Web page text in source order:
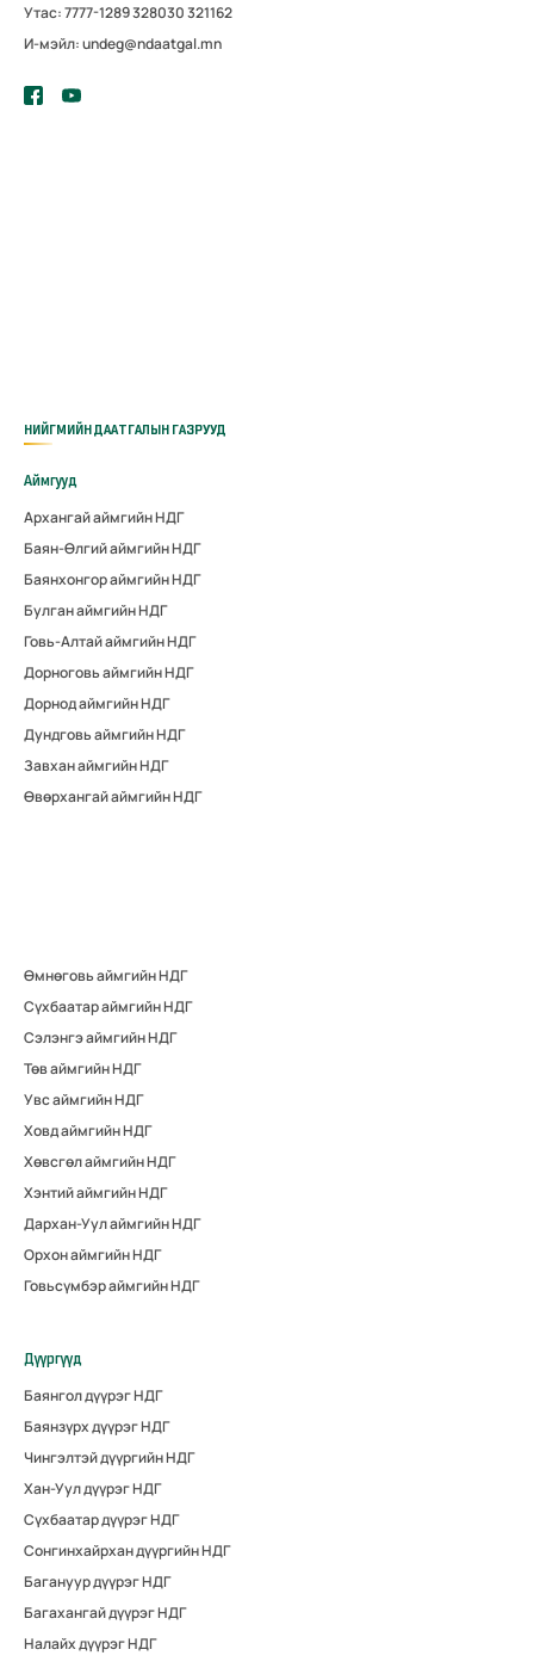
Утас: 7777-1289 328030 321162
И-мэйл: undeg@ndaatgal.mn
НИЙГМИЙН ДААТГАЛЫН ГАЗРУУД
Аймгууд
Архангай аймгийн НДГ
Баян-Өлгий аймгийн НДГ
Баянхонгор аймгийн НДГ
Булган аймгийн НДГ
Говь-Алтай аймгийн НДГ
Дорноговь аймгийн НДГ
Дорнод аймгийн НДГ
Дундговь аймгийн НДГ
Завхан аймгийн НДГ
Өвөрхангай аймгийн НДГ
Өмнөговь аймгийн НДГ
Сүхбаатар аймгийн НДГ
Сэлэнгэ аймгийн НДГ
Төв аймгийн НДГ
Увс аймгийн НДГ
Ховд аймгийн НДГ
Хөвсгөл аймгийн НДГ
Хэнтий аймгийн НДГ
Дархан-Уул аймгийн НДГ
Орхон аймгийн НДГ
Говьсүмбэр аймгийн НДГ
Дүүргүүд
Баянгол дүүрэг НДГ
Баянзүрх дүүрэг НДГ
Чингэлтэй дүүргийн НДГ
Хан-Уул дүүрэг НДГ
Сүхбаатар дүүрэг НДГ
Сонгинхайрхан дүүргийн НДГ
Багануур дүүрэг НДГ
Багахангай дүүрэг НДГ
Налайх дүүрэг НДГ